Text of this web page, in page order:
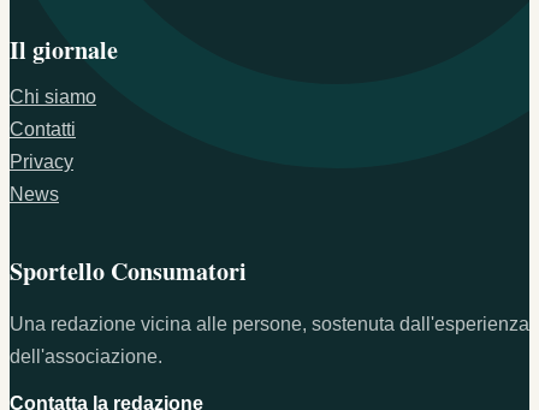
Il giornale
Chi siamo
Contatti
Privacy
News
Sportello Consumatori
Una redazione vicina alle persone, sostenuta dall'esperienza
dell'associazione.
Contatta la redazione